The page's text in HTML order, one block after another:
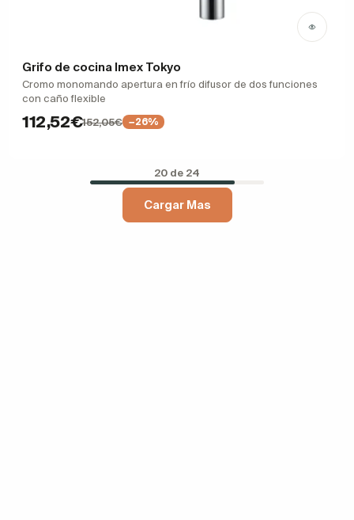
Grifo de cocina Imex Tokyo
Cromo monomando apertura en frío difusor de dos funciones
con caño flexible
112,52€152,05€ −26%
20 de 24
Cargar Mas